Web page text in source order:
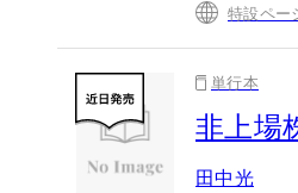
特設ペー
単行本
非上場
田中光